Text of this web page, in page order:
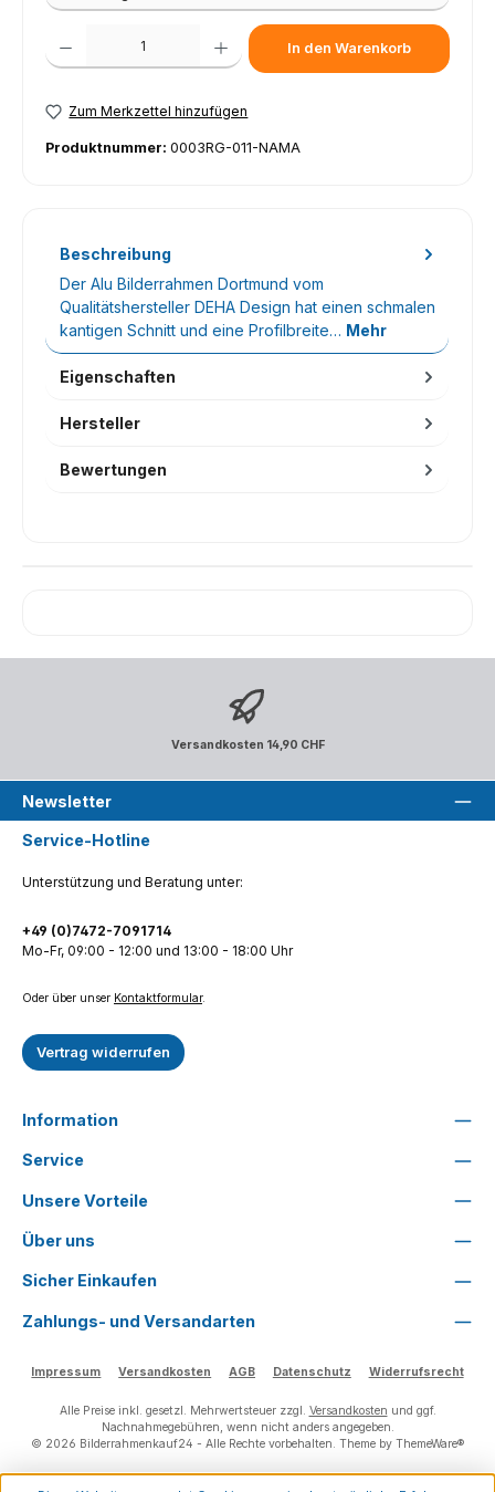
Produkt Anzahl: Gib den gewünschten Wert ein oder benutze die
In den Warenkorb
Zum Merkzettel hinzufügen
Produktnummer: 0003RG-011-NAMA
Beschreibung
Der Alu Bilderrahmen Dortmund vom
Qualitätshersteller DEHA Design hat einen schmalen
kantigen Schnitt und eine Profilbreite… Mehr
Eigenschaften
Hersteller
Bewertungen
Versandkosten 14,90 CHF
Newsletter
Service-Hotline
Unterstützung und Beratung unter:
+49 (0)7472-7091714
Mo-Fr, 09:00 - 12:00 und 13:00 - 18:00 Uhr
Oder über unser Kontaktformular.
Vertrag widerrufen
Information
Service
Unsere Vorteile
Über uns
Sicher Einkaufen
Zahlungs- und Versandarten
Impressum Versandkosten AGB Datenschutz Widerrufsrecht
Alle Preise inkl. gesetzl. Mehrwertsteuer zzgl. Versandkosten und ggf.
Nachnahmegebühren, wenn nicht anders angegeben.
© 2026 Bilderrahmenkauf24 - Alle Rechte vorbehalten. Theme by ThemeWare®